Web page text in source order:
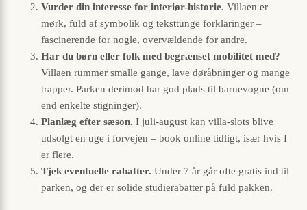
Vurder din interesse for interiør-historie. Villaen er
mørk, fuld af symbolik og teksttunge forklaringer –
fascinerende for nogle, overvældende for andre.
Har du børn eller folk med begrænset mobilitet med?
Villaen rummer smalle gange, lave døråbninger og mange
trapper. Parken derimod har god plads til barnevogne (om
end enkelte stigninger).
Planlæg efter sæson. I juli-august kan villa-slots blive
udsolgt en uge i forvejen – book online tidligt, især hvis I
er flere.
Tjek eventuelle rabatter. Under 7 år går ofte gratis ind til
parken, og der er solide studierabatter på fuld pakken.